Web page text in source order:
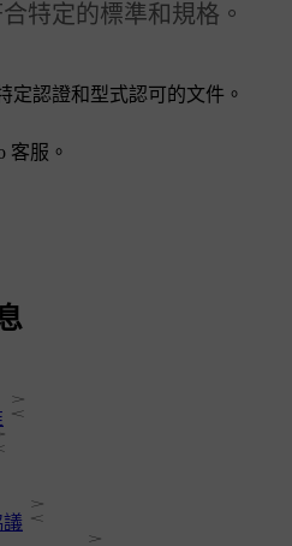
特定的標準和規格。
定認證和型式認可的文件。
客服。